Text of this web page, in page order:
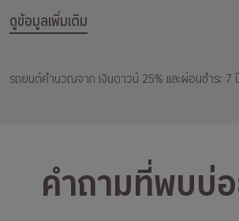
ดูข้อมูลเพิ่มเติม
รถยนต์คำนวณจาก เงินดาวน์ 25% และผ่อนชำระ 7
คำถามที่พบบ่